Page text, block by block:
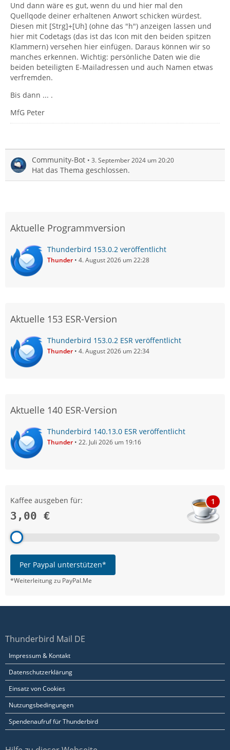
Und dann wäre es gut, wenn du und hier mal den
Quellqode deiner erhaltenen Anwort schicken würdest.
Diesen mit [Strg]+[Uh] (ohne das "h") anzeigen lassen und
hier mit Codetags (das ist das Icon mit den beiden spitzen
Klammern) versehen hier einfügen. Daraus können wir so
manches erkennen. Wichtig: persönliche Daten wie die
beiden beteiligten E-Mailadressen und auch Namen etwas
verfremden.
Bis dann ... .
MfG Peter
Community-Bot 3. September 2024 um 20:20
Hat das Thema geschlossen.
Aktuelle Programmversion
Thunderbird 153.0.2 veröffentlicht
Thunder 4. August 2026 um 22:28
Aktuelle 153 ESR-Version
Thunderbird 153.0.2 ESR veröffentlicht
Thunder 4. August 2026 um 22:34
Aktuelle 140 ESR-Version
Thunderbird 140.13.0 ESR veröffentlicht
Thunder 22. Juli 2026 um 19:16
Kaffee ausgeben für:
3,00 €
1
Per Paypal unterstützen*
*Weiterleitung zu PayPal.Me
Thunderbird Mail DE
Impressum & Kontakt
Datenschutzerklärung
Einsatz von Cookies
Nutzungsbedingungen
Spendenaufruf für Thunderbird